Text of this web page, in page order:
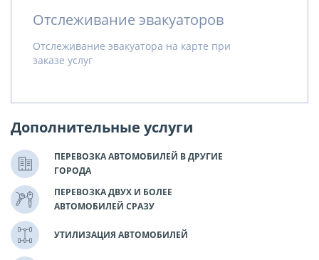
Отслеживание эвакуаторов
Отслеживание эвакуатора на карте при
заказе услуг
Дополнительные услуги
ПЕРЕВОЗКА АВТОМОБИЛЕЙ В ДРУГИЕ
ГОРОДА
ПЕРЕВОЗКА ДВУХ И БОЛЕЕ
АВТОМОБИЛЕЙ СРАЗУ
УТИЛИЗАЦИЯ АВТОМОБИЛЕЙ